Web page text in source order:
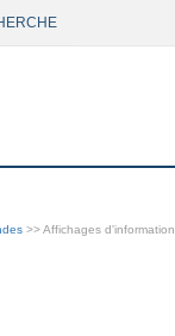
>> Affichages d'information